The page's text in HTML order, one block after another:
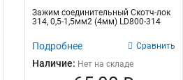
Зажим соединительный Скотч-лок
314, 0,5-1,5мм2 (4мм) LD800-314
Подробнее Сравнить
Наличие: Нет на складе